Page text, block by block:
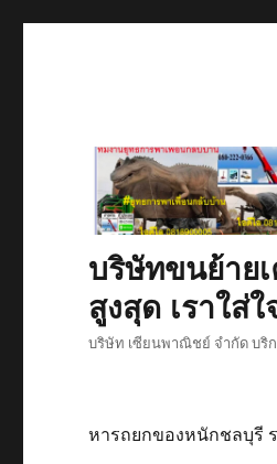
บริษัทขนย้าย
สูงสุด เราใส่
บริษัท เซียนพาณิชย์ จำกัด บริก
หารถยกของหนักชลบุรี